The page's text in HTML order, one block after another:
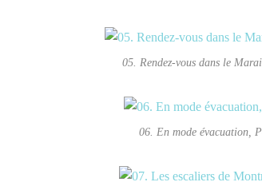
05. Rendez-vous dans le
06. En mode évacuation,